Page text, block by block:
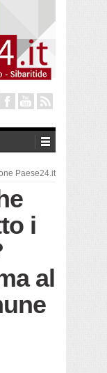
di Luigi
Paese24.it
i
al